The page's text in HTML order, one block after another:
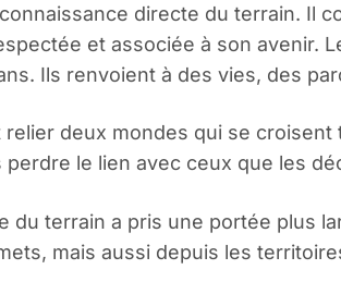
directe du terrain. Il
et associée à son avenir.
Ils renvoient à des vies, des
relier deux mondes qui se
le lien avec ceux que les
du terrain a pris une portée plus
mais aussi depuis les